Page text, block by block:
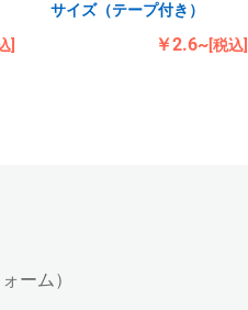
]
サイズ（テープ付き）
￥2.6~[税込]
ーム）